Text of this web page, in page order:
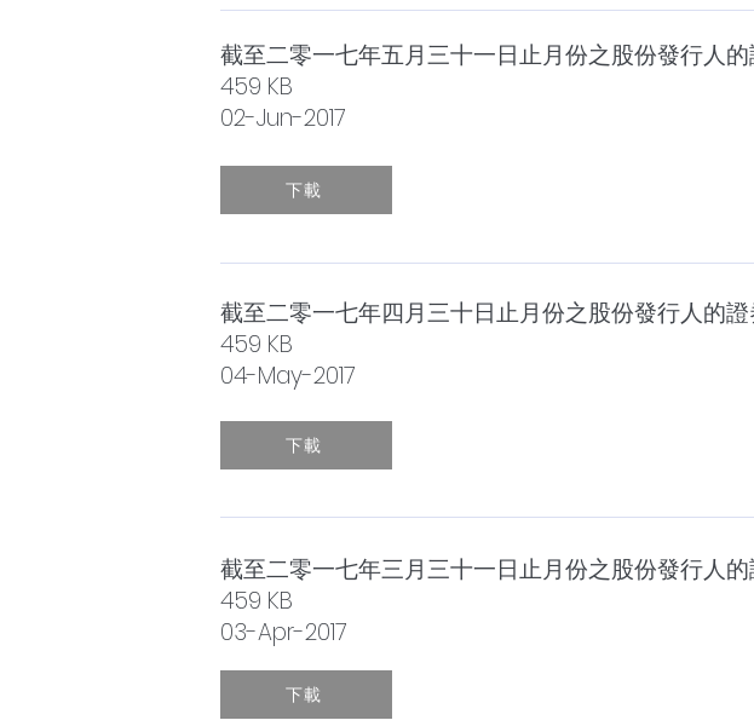
截至二零一七年五月三十一日止月份之股份發行人
459 KB
02-Jun-2017
下載
截至二零一七年四月三十日止月份之股份發行人的
459 KB
04-May-2017
下載
截至二零一七年三月三十一日止月份之股份發行人
459 KB
03-Apr-2017
下載